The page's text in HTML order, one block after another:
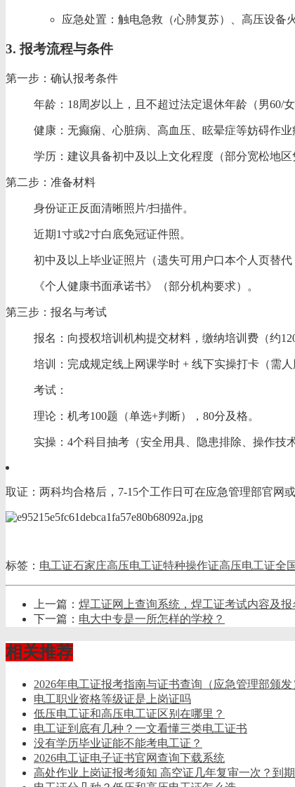
应急处置‌：触电急救（心肺复苏）、高压设备
3. 报考流程与条件
‌第一步：确认报考条件‌
年龄‌：18周岁以上，且不超过法定退休年龄（男60/女
健康‌：无癫痫、心脏病、高血压、眩晕症等妨碍作业
学历‌：建议具备‌初中及以上‌文化程度（部分宽松地
‌第二步：准备材料‌
身份证正反面清晰照片/扫描件。
近期1寸或2寸白底免冠证件照。
初中及以上毕业证照片（遗失可用户口本个人页替代
《个人健康书面承诺书》（部分机构要求）。‌‌
‌第三步：报名与考试‌
报名‌：向授权培训机构提交材料，缴纳培训费（约
培训‌：完成规定线上网课学时 + 线下实操打卡（需人
‌考试‌：
‌理论‌：机考100题（单选+判断），80分及格。
实操‌：4个科目抽考（安全用具、隐患排除、操作技
取证‌：两科均合格后，7-15个工作日可在应急管理部官网
标签： 电工证石家庄高压电工证特种操作证高压电工证全
上一篇： 焊工证网上查询系统，焊工证考试内容及报
下一篇： 电大中专是一所怎样的学校？
相关推荐
2026年电工证报考指南与证书查询（应急管理部颁发
电工职业资格等级证是上岗证吗
低压电工证和高压电工证区别在哪里？
电工证到底有几种？一文看懂三类电工证书
没有学历毕业证能不能考电工证？
2026电工证电子证书官网查询下载系统
高处作业上岗证报考须知 高空证几年复审一次？到